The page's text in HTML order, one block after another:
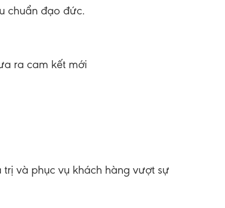
chuẩn đạo đức.
ra cam kết mới
và phục vụ khách hàng vượt sự